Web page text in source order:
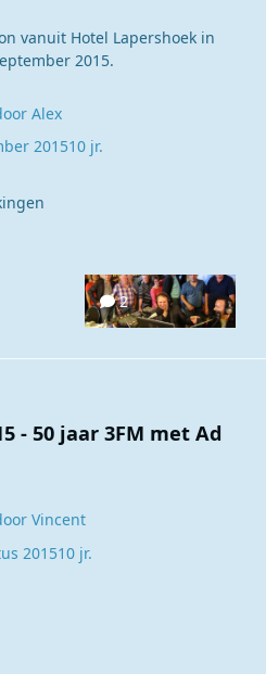
vanuit Hotel Lapershoek in
2015.
Alex
201510 jr.
2
- 50 jaar 3FM met Ad
Vincent
201510 jr.